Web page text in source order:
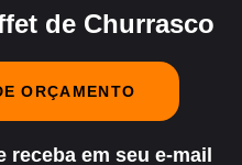
de Churrasco
ORÇAMENTO
receba em seu e-mail